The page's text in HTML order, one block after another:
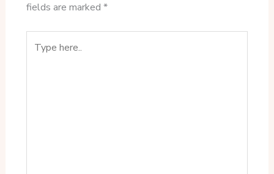
fields are marked *
here..